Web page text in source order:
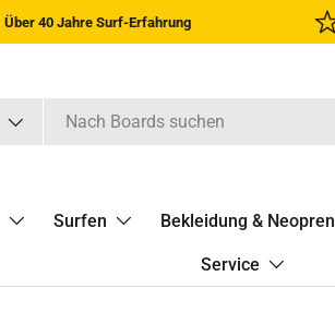
Über 40 Jahre Surf-Erfahrung
Surfen Bekleidung & Neopren
Service